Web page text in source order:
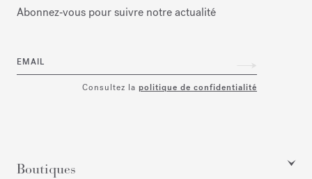
Abonnez‑vous pour suivre notre actualité
EMAIL
Consultez la politique de confidentialité
Boutiques